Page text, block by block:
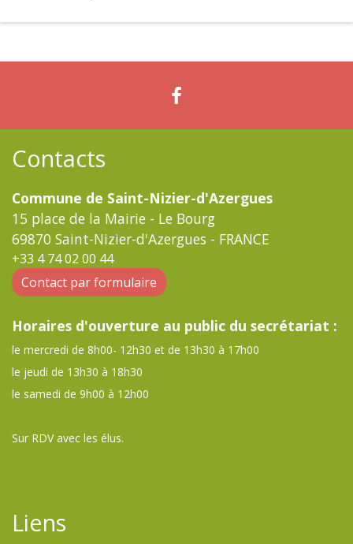
Contacts
Commune de Saint-Nizier-d'Azergues
15 place de la Mairie - Le Bourg
69870 Saint-Nizier-d'Azergues - FRANCE
+33 4 74 02 00 44
Contact par formulaire
Horaires d'ouverture au public du secrétariat :
le mercredi de 8h00- 12h30 et de 13h30 à 17h00
le jeudi de 13h30 à 18h30
le samedi de 9h00 à 12h00
Sur RDV avec les élus.
Liens